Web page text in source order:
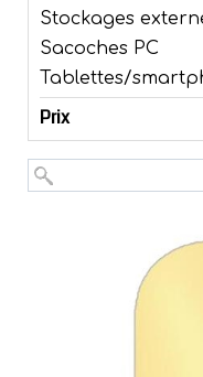
Stockages
Sacoches PC
Tablettes/
Prix